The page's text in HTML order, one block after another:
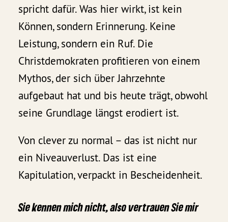
spricht dafür. Was hier wirkt, ist kein
Können, sondern Erinnerung. Keine
Leistung, sondern ein Ruf. Die
Christdemokraten profitieren von einem
Mythos, der sich über Jahrzehnte
aufgebaut hat und bis heute trägt, obwohl
seine Grundlage längst erodiert ist.
Von clever zu normal – das ist nicht nur
ein Niveauverlust. Das ist eine
Kapitulation, verpackt in Bescheidenheit.
Sie kennen mich nicht, also vertrauen Sie mir